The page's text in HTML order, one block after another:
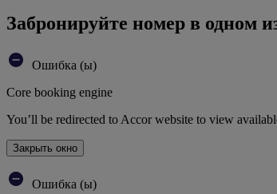
Забронируйте номер в одном
Ошибка (ы)
Core booking engine
You’ll be redirected to Accor website to view
Закрыть окно
Ошибка (ы)